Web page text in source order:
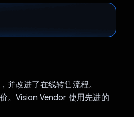
并改进了在线转售流程。
。Vision Vendor 使用先进的